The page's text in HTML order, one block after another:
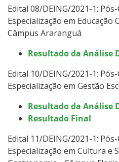
Edital 08/DEING/2021-1:
Especialização em Educação
Câmpus Araranguá
Resultado da Análise
Edital 10/DEING/2021-1:
Especialização em Gestão
Resultado da Análise
Resultado Final
Edital 11/DEING/2021-1:
Especialização em Cultura e